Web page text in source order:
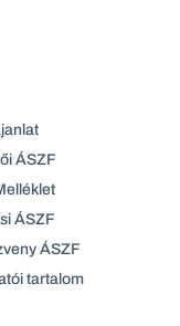
ÁSZF
ÁSZF
ÁSZF
tartalom